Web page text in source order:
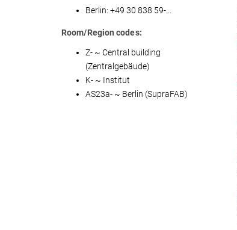
Berlin: +49 30 838 59-...
Room/Region codes:
Z- ~ Central building
(Zentralgebäude)
K- ~ Institut
AS23a- ~ Berlin (SupraFAB)